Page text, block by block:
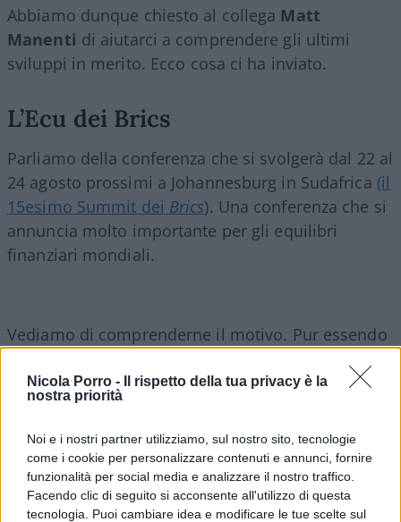
Nicola Porro -
Il rispetto della tua privacy è la
nostra priorità
Noi e i nostri partner utilizziamo, sul nostro sito, tecnologie
come i cookie per personalizzare contenuti e annunci, fornire
funzionalità per social media e analizzare il nostro traffico.
Facendo clic di seguito si acconsente all'utilizzo di questa
tecnologia. Puoi cambiare idea e modificare le tue scelte sul
Abbiamo dunque chiesto al collega Matt
Manenti di aiutarci a comprendere gli ultimi
sviluppi in merito. Ecco cosa ci ha inviato.
L’Ecu dei Brics
Parliamo della conferenza che si svolgerà dal 22 al
24 agosto prossimi a Johannesburg in Sudafrica (il
15esimo Summit dei Brics). Una conferenza che si
annuncia molto importante per gli equilibri
finanziari mondiali.
Vediamo di comprenderne il motivo. Pur essendo
mondiale, queste nazioni rappresentano ormai
circa il 50 per cento del Pil mondiale.
soffrono di un’elevata volatilità delle loro monete
nazionali e stanno studiando ormai da tempo la
creazione di una nuova moneta, una sorta di –
per così dire – ECU dei Paesi emergenti.